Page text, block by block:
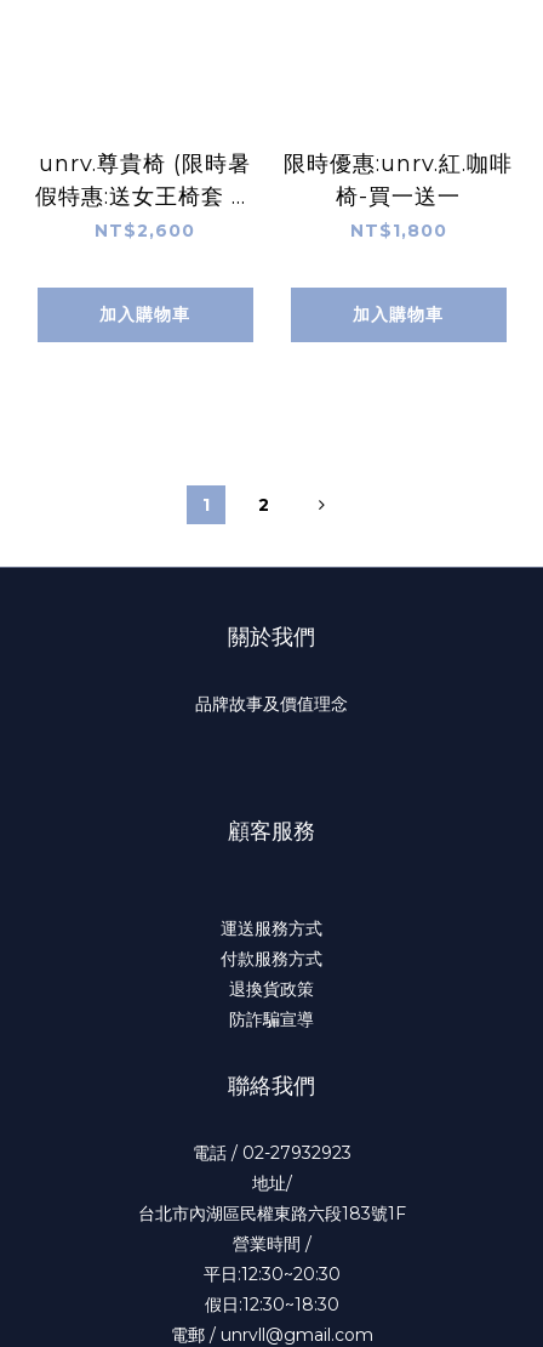
unrv.尊貴椅 (限時暑
假特惠:送女王椅套 市
價1200)
NT$2,600
加入購物車
限時優惠:unrv.紅.咖啡
椅-買一送一
NT$1,800
加入購物車
1 2
關於我們
品牌故事及價值理念
顧客服務
運送服務方式
付款服務方式
退換貨政策
防詐騙宣導
聯絡我們
電話 / 02-27932923
地址/
台北市內湖區民權東路六段183號1F
營業時間 /
平日:12:30~20:30
假日:12:30~18:30
電郵 / unrvll@gmail.com